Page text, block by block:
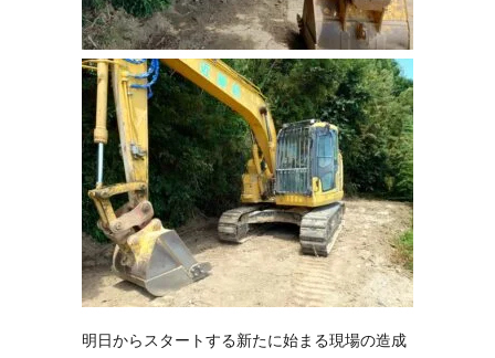
明日からスタートする新たに始まる現場の造成